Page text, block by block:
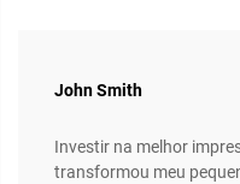
John Smith
Investir na melhor
transformou meu